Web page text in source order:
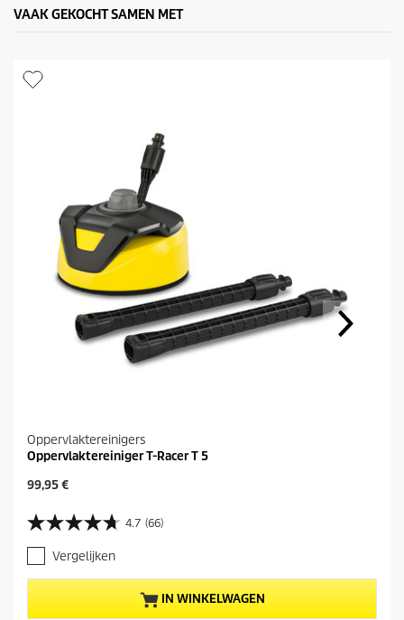
s
VAAK GEKOCHT SAMEN MET
Oppervlaktereinigers
Oppervlaktereiniger T-Racer T 5
H
i
d
i
g
e
p
99,95 €
4.7 (66)
4
.
7
v
n
Vergelijken
IN WINKELWAGEN